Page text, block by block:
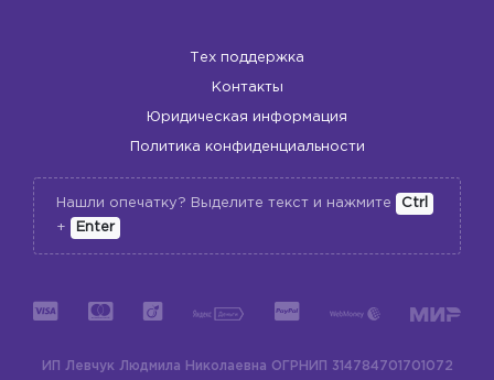
Тех поддержка
Контакты
Юридическая информация
Политика конфиденциальности
Нашли опечатку? Выделите текст и нажмите
Ctrl
+
Enter
ИП Левчук Людмила Николаевна ОГРНИП 314784701701072